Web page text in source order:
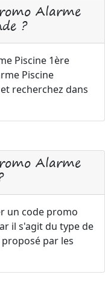
Alarme
?
Piscine 1ère
Piscine
recherchez dans
Alarme
un code promo
il s'agit du type de
par les